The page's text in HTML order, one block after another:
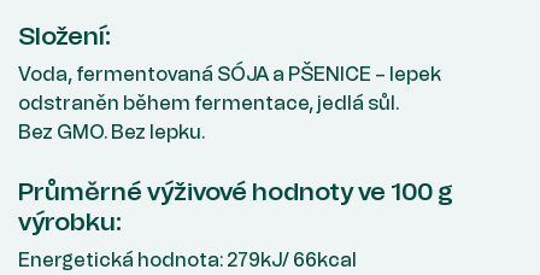
Složení:
Voda, fermentovaná SÓJA a PŠENICE – lepek
odstraněn během fermentace, jedlá sůl.
Bez GMO. Bez lepku.
Průměrné výživové hodnoty ve 100 g
výrobku:
Energetická hodnota: 279kJ/ 66kcal